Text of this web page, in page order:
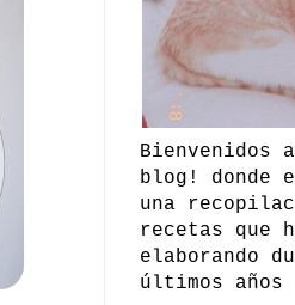
Bienvenidos
blog! donde
una
recetas que
elaborando
últimos años